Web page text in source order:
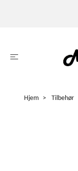
Hjem Tilbehør